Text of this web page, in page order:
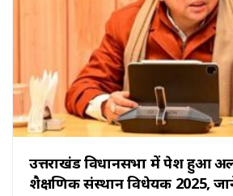
उत्तराखंड विधानसभा में पेश हुआ
शैक्षणिक संस्थान विधेयक 2025,